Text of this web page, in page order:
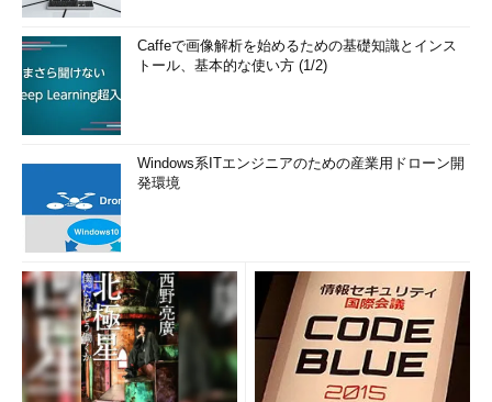
Caffeで画像解析を始めるための基礎知識とインス
トール、基本的な使い方 (1/2)
Windows系ITエンジニアのための産業用ドローン開
発環境